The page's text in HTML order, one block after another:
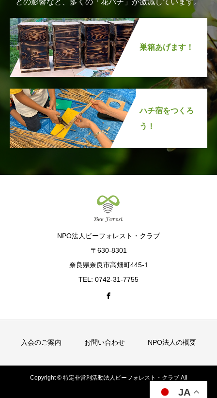
どの影響など、多くの「花バチ」が激減しています。
巣箱あげます！
ハチ宿をつくろ
う！
NPO法人ビーフォレスト・クラブ
〒630-8301
奈良県奈良市高畑町445-1
TEL: 0742-31-7755
入会のご案内 お問い合わせ NPO法人の概要
Copyright © 特定非営利活動法人ビーフォレスト・クラブ All
JA